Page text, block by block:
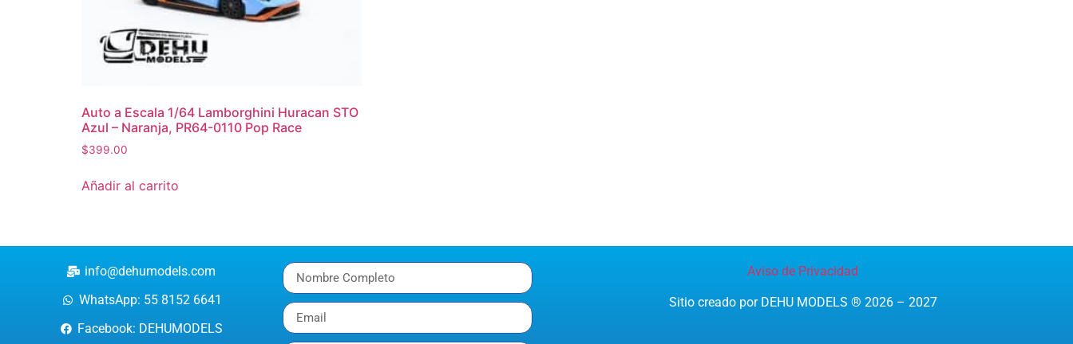
Auto a Escala 1/64 Lamborghini Huracan STO
Azul – Naranja, PR64-0110 Pop Race
$399.00
Añadir al carrito
info@dehumodels.com
WhatsApp: 55 8152 6641
Facebook: DEHUMODELS
Aviso de Privacidad
Sitio creado por DEHU MODELS ® 2026 – 2027